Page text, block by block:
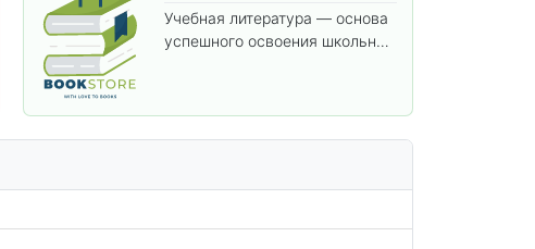
Учебная литература — основа
успешного освоения школьной